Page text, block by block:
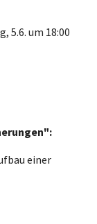
5.6. um 18:00
einer